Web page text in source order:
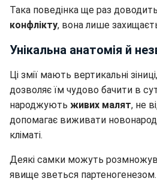
Така поведінка ще раз
конфлікту, вона лише
Унікальна анатомія й
Ці змії мають вертикальні
дозволяє їм чудово бачити в
народжують живих малят, не
допомагає виживати
кліматі.
Деякі самки можуть
явище зветься партеногенезом.